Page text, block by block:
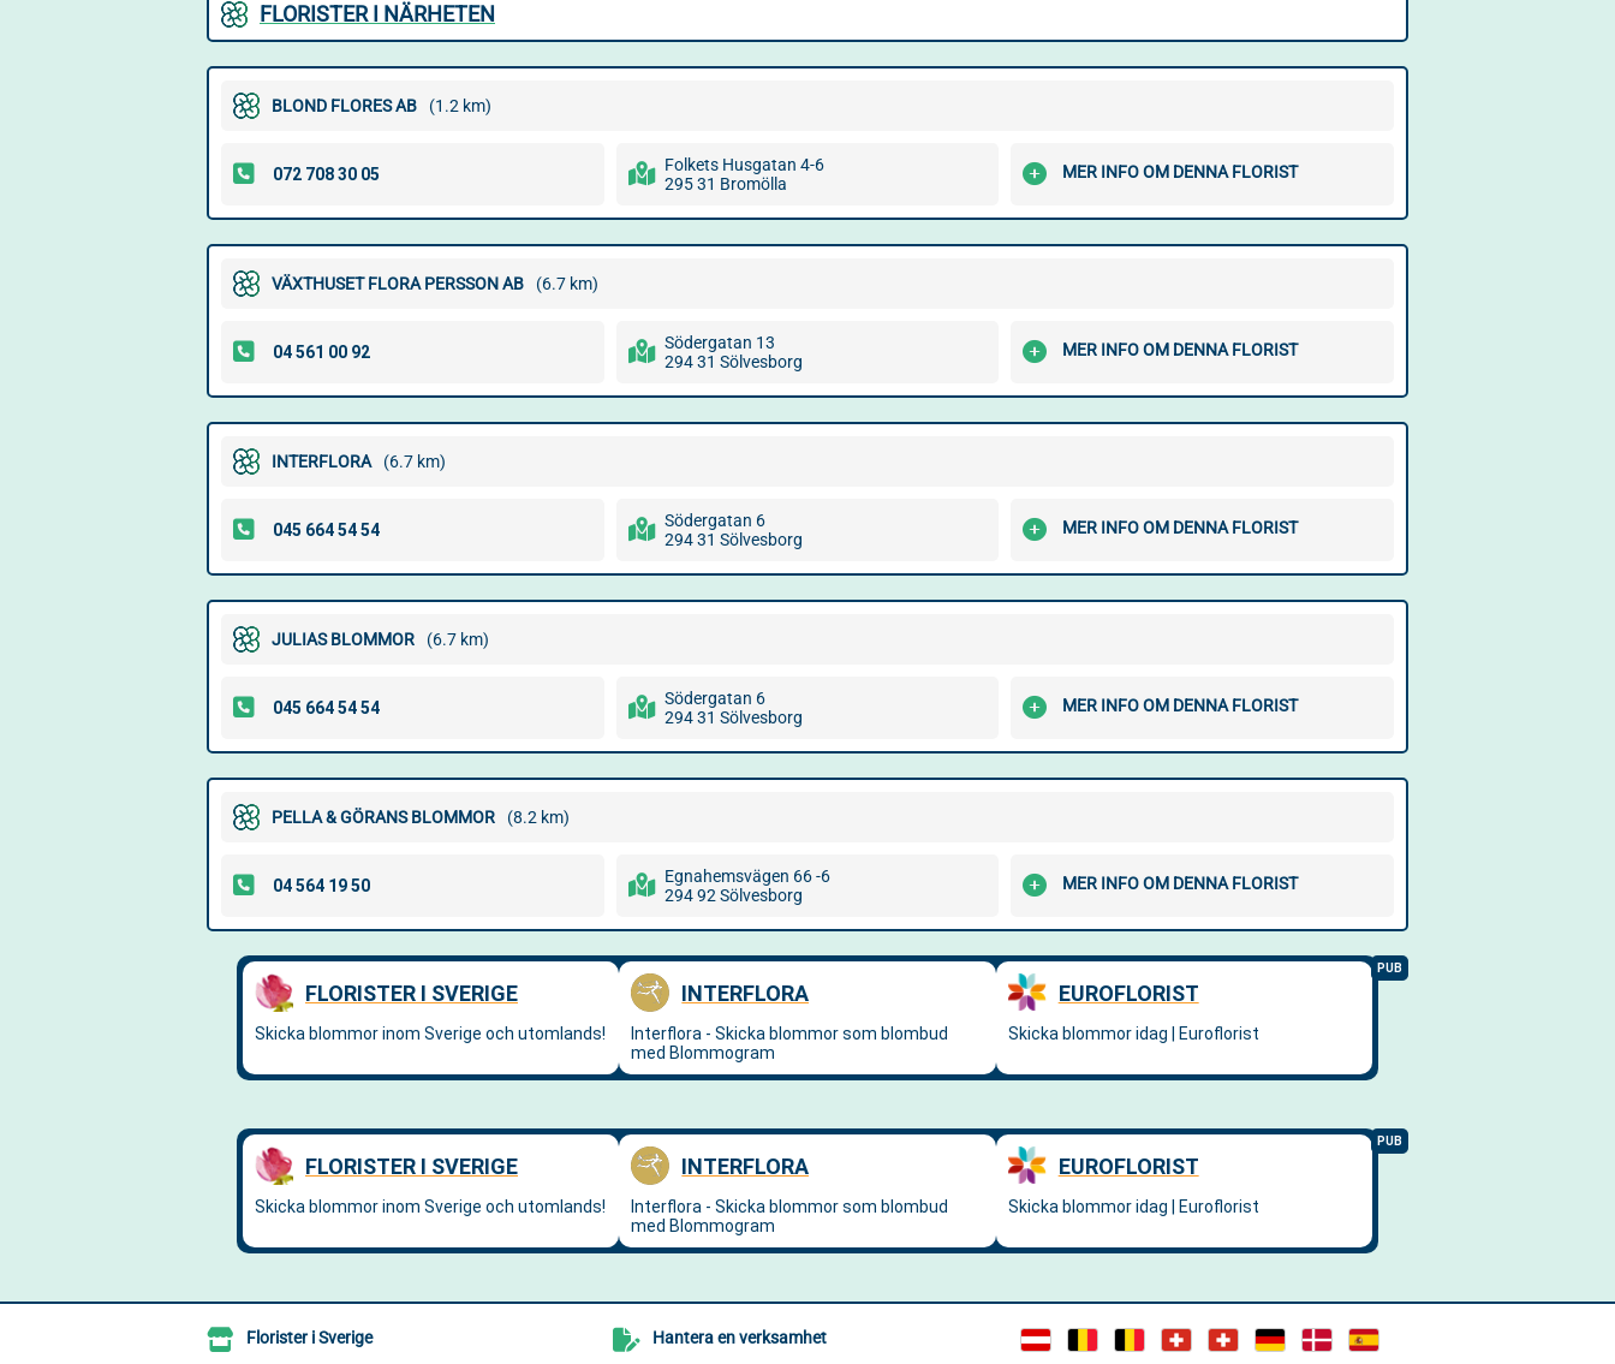
FLORISTER I NÄRHETEN
BLOND FLORES AB (1.2 km)
Folkets Husgatan 4-6
295 31 Bromölla
MER INFO OM DENNA FLORIST
VÄXTHUSET FLORA PERSSON AB (6.7 km)
Södergatan 13
294 31 Sölvesborg
MER INFO OM DENNA FLORIST
INTERFLORA (6.7 km)
Södergatan 6
294 31 Sölvesborg
MER INFO OM DENNA FLORIST
JULIAS BLOMMOR (6.7 km)
Södergatan 6
294 31 Sölvesborg
MER INFO OM DENNA FLORIST
PELLA & GÖRANS BLOMMOR (8.2 km)
Egnahemsvägen 66 -6
294 92 Sölvesborg
MER INFO OM DENNA FLORIST
Florister i Sverige Hantera en verksamhet